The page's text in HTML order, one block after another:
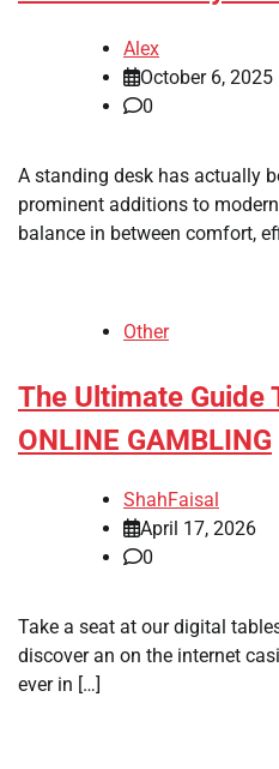
Alex
October 6, 2025
0
A standing desk has actually
prominent additions to
balance in between comfort,
Other
The Ultimate Guide
ONLINE GAMBLING
ShahFaisal
April 17, 2026
0
Take a seat at our digital
discover an on the internet
ever in […]